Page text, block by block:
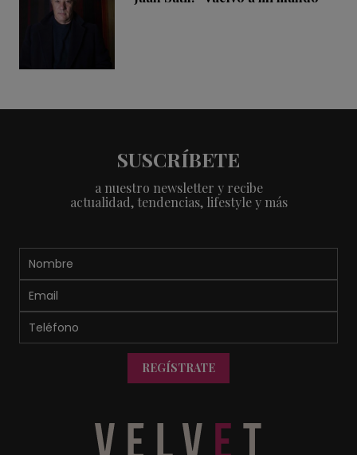
SUSCRÍBETE
a nuestro newsletter y recibe
actualidad, tendencias, lifestyle y más
REGÍSTRATE